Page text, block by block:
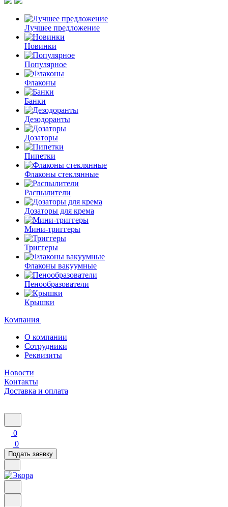
Лучшее предложение
Новинки
Популярное
Флаконы
Банки
Дезодоранты
Дозаторы
Пипетки
Флаконы стеклянные
Распылители
Дозаторы для крема
Мини-триггеры
Триггеры
Флаконы вакуумные
Пенообразователи
Крышки
Компания
О компании
Сотрудники
Реквизиты
Новости
Контакты
Доставка и оплата
0
0
Подать заявку